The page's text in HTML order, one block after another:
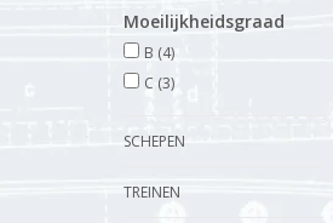
Moeilijkheidsgraad
B (4)
C (3)
SCHEPEN
TREINEN